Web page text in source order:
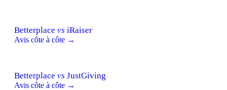
Betterplace vs iRaiser
Avis côte à côte →
Betterplace vs JustGiving
Avis côte à côte →